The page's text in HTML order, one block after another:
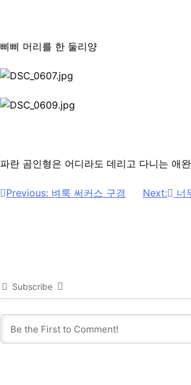
삐삐 머리를 한 둘리양
파란 곰인형은 어디라도 데리고 다니는 애
Post
Previous: 벼룩 써커스 구경 Next:
너
Subscribe